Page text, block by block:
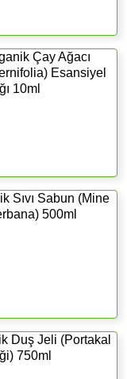
Çay Ağacı
Esansiyel
10ml
Sıvı Sabun (Mine
500ml
Duş Jeli (Portakal
750ml